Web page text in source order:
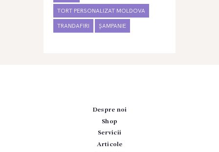
TORT PERSONALIZAT MOLDOVA
TRANDAFIRI ȘAMPANIE
Despre noi
Shop
Servicii
Articole